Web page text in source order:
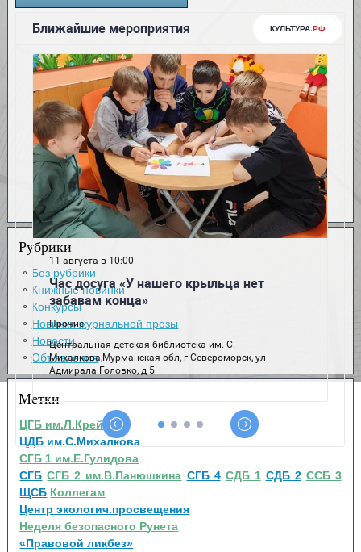
Рубрики
Без рубрики
Книжные новинки
Конкурсы
Новинки журнальной прозы
Новости
Объявления
Метки
ЦГБ им.Л.Крейна
ЦДБ им.С.Михалкова
СГБ 1 им.Е.Гулидова
СГБ СГБ 2 им.В.Панюшкина СГБ 4 СДБ 1 СДБ 2 ССБ 3
ЩСБ Коллегам
Центр экологич.просвещения
Неделя безопасного Рунета
«Правовой ликбез»